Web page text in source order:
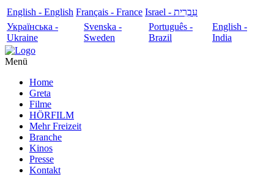
English - English Français - France
עִבְרִית - Israel
Українська -
Ukraine
Svenska -
Sweden
Português -
Brazil
English -
India
Menü
Home
Greta
Filme
HÖRFILM
Mehr Freizeit
Branche
Kinos
Presse
Kontakt